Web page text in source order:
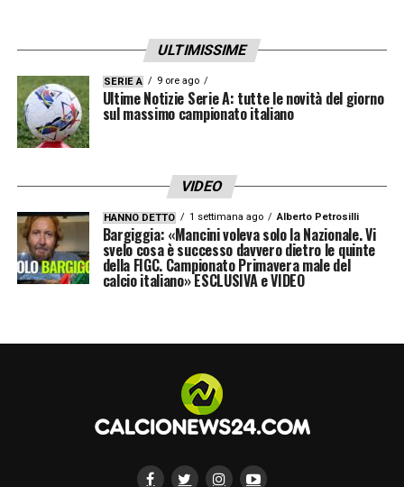
ULTIMISSIME
SERIE A 9 ore ago
Ultime Notizie Serie A: tutte le novità del giorno
sul massimo campionato italiano
VIDEO
HANNO DETTO 1 settimana ago Alberto Petrosilli
Bargiggia: «Mancini voleva solo la Nazionale. Vi
svelo cosa è successo davvero dietro le quinte
della FIGC. Campionato Primavera male del
calcio italiano» ESCLUSIVA e VIDEO